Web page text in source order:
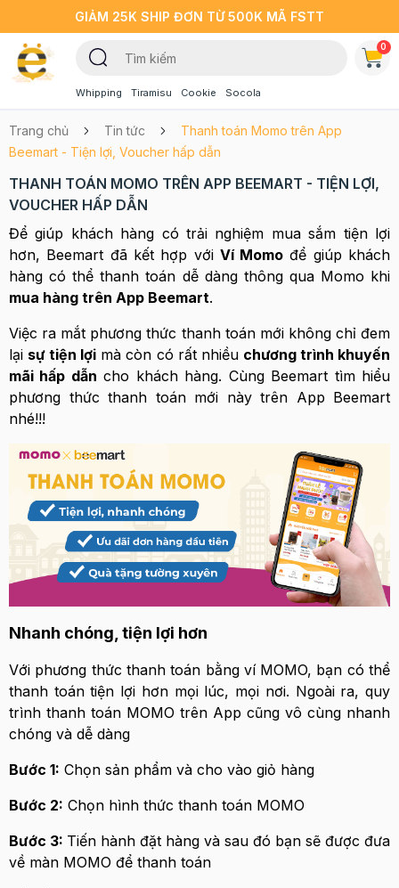
GIẢM 25K SHIP ĐƠN TỪ 500K MÃ FSTT
Whipping Tiramisu Cookie Socola
0
Trang chủ Tin tức
Thanh toán Momo trên App
Beemart - Tiện lợi, Voucher hấp dẫn
THANH TOÁN MOMO TRÊN APP BEEMART - TIỆN LỢI,
VOUCHER HẤP DẪN
Để giúp khách hàng có trải nghiệm mua sắm tiện lợi
hơn, Beemart đã kết hợp với Ví Momo để giúp khách
hàng có thể thanh toán dễ dàng thông qua Momo khi
mua hàng trên App Beemart.
Việc ra mắt phương thức thanh toán mới không chỉ đem
lại sự tiện lợi mà còn có rất nhiều chương trình khuyến
mãi hấp dẫn cho khách hàng. Cùng Beemart tìm hiểu
phương thức thanh toán mới này trên App Beemart
nhé!!!
Nhanh chóng, tiện lợi hơn
Với phương thức thanh toán bằng ví MOMO, bạn có thể
thanh toán tiện lợi hơn mọi lúc, mọi nơi. Ngoài ra, quy
trình thanh toán MOMO trên App cũng vô cùng nhanh
chóng và dễ dàng
Bước 1: Chọn sản phẩm và cho vào giỏ hàng
Bước 2: Chọn hình thức thanh toán MOMO
Bước 3: Tiến hành đặt hàng và sau đó bạn sẽ được đưa
về màn MOMO để thanh toán